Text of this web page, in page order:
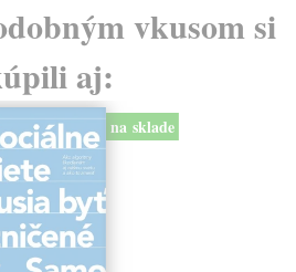
vkusom si
aj:
na sklade